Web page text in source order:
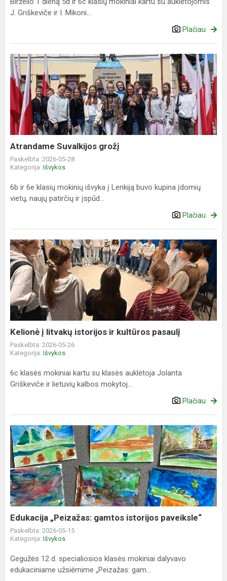
J. Griškeviče ir I. Mikoni...
Plačiau
Atrandame
Suvalkijos
grožį
Atrandame Suvalkijos grožį
Paskelbta: 2026-05-28
Kategorija: Išvykos
6b ir 6e klasių mokinių išvyka į Lenkiją buvo kupina įdomių
vietų, naujų patirčių ir įspūd...
Plačiau
Kelionė
į
litvakų
istorijos
ir
kultūros
pasaulį
Kelionė į litvakų istorijos ir kultūros pasaulį
Paskelbta: 2026-05-26
Kategorija: Išvykos
6c klasės mokiniai kartu su klasės auklėtoja Jolanta
Griškeviče ir lietuvių kalbos mokytoj...
Plačiau
Edukacija
„Peizažas:
gamtos
istorijos
paveiksle“
Edukacija „Peizažas: gamtos istorijos paveiksle“
Paskelbta: 2026-05-15
Kategorija: Išvykos
Gegužės 12 d. specialiosios klasės mokiniai dalyvavo
edukaciniame užsiėmime „Peizažas: gam...